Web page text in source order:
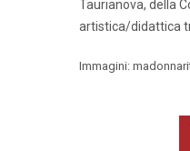
Taurianova, della
artistica/didattica
Immagini: